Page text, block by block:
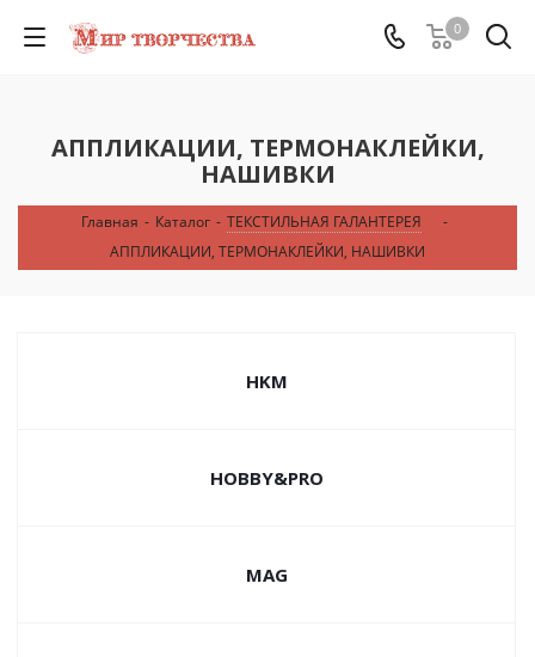
0
АППЛИКАЦИИ, ТЕРМОНАКЛЕЙКИ,
НАШИВКИ
Главная - Каталог - ТЕКСТИЛЬНАЯ ГАЛАНТЕРЕЯ
-
АППЛИКАЦИИ, ТЕРМОНАКЛЕЙКИ, НАШИВКИ
HKM
HOBBY&PRO
MAG